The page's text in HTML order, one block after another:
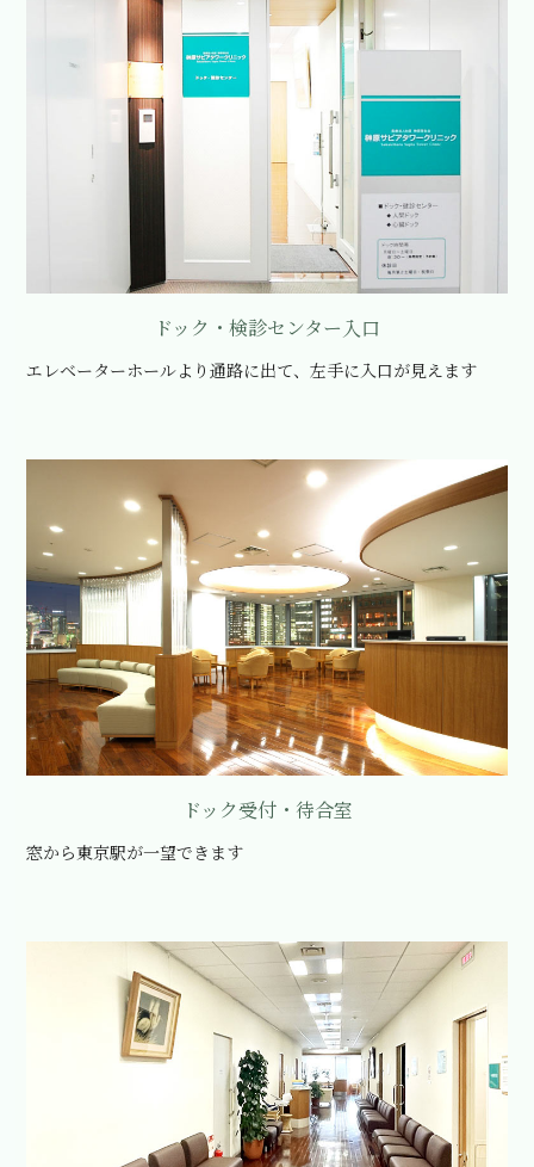
ドック・検診センター入口
エレベーターホールより通路に出て、左手に入口が見えます
ドック受付・待合室
窓から東京駅が一望できます